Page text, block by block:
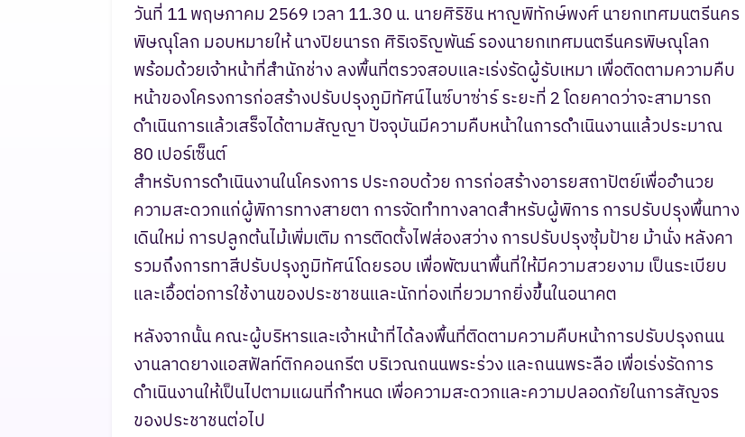
วันที่ 11 พฤษภาคม 2569 เวลา 11.30 น. นายศิริชิน หาญพิทักษ์พงศ์ นายกเทศมนตรีนคร
พิษณุโลก มอบหมายให้ นางปิยนารถ ศิริเจริญพันธ์ รองนายกเทศมนตรีนครพิษณุโลก
พร้อมด้วยเจ้าหน้าที่สำนักช่าง ลงพื้นที่ตรวจสอบและเร่งรัดผู้รับเหมา เพื่อติดตามความคืบ
หน้าของโครงการก่อสร้างปรับปรุงภูมิทัศน์ไนซ์บาซ่าร์ ระยะที่ 2 โดยคาดว่าจะสามารถ
ดำเนินการแล้วเสร็จได้ตามสัญญา ปัจจุบันมีความคืบหน้าในการดำเนินงานแล้วประมาณ
80 เปอร์เซ็นต์
สำหรับการดำเนินงานในโครงการ ประกอบด้วย การก่อสร้างอารยสถาปัตย์เพื่ออำนวย
ความสะดวกแก่ผู้พิการทางสายตา การจัดทำทางลาดสำหรับผู้พิการ การปรับปรุงพื้นทาง
เดินใหม่ การปลูกต้นไม้เพิ่มเติม การติดตั้งไฟส่องสว่าง การปรับปรุงซุ้มป้าย ม้านั่ง หลังคา
รวมถึงการทาสีปรับปรุงภูมิทัศน์โดยรอบ เพื่อพัฒนาพื้นที่ให้มีความสวยงาม เป็นระเบียบ
และเอื้อต่อการใช้งานของประชาชนและนักท่องเที่ยวมากยิ่งขึ้นในอนาคต
หลังจากนั้น คณะผู้บริหารและเจ้าหน้าที่ได้ลงพื้นที่ติดตามความคืบหน้าการปรับปรุงถนน
งานลาดยางแอสฟัลท์ติกคอนกรีต บริเวณถนนพระร่วง และถนนพระลือ เพื่อเร่งรัดการ
ดำเนินงานให้เป็นไปตามแผนที่กำหนด เพื่อความสะดวกและความปลอดภัยในการสัญจร
ของประชาชนต่อไป